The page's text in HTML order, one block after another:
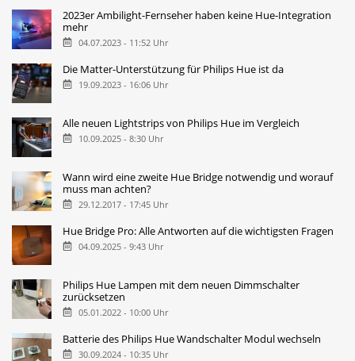
2023er Ambilight-Fernseher haben keine Hue-Integration
mehr
04.07.2023 - 11:52 Uhr
Die Matter-Unterstützung für Philips Hue ist da
19.09.2023 - 16:06 Uhr
Alle neuen Lightstrips von Philips Hue im Vergleich
10.09.2025 - 8:30 Uhr
Wann wird eine zweite Hue Bridge notwendig und worauf
muss man achten?
29.12.2017 - 17:45 Uhr
Hue Bridge Pro: Alle Antworten auf die wichtigsten Fragen
04.09.2025 - 9:43 Uhr
Philips Hue Lampen mit dem neuen Dimmschalter
zurücksetzen
05.01.2022 - 10:00 Uhr
Batterie des Philips Hue Wandschalter Modul wechseln
30.09.2024 - 10:35 Uhr